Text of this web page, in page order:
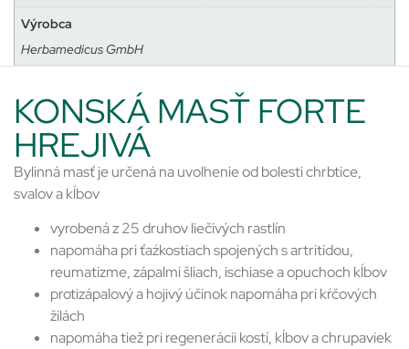
Výrobca
Herbamedicus GmbH
KONSKÁ MASŤ FORTE
HREJIVÁ
Bylinná masť je určená na uvoľnenie od bolesti chrbtice,
svalov a kĺbov
vyrobená z 25 druhov liečivých rastlín
napomáha pri ťaźkostiach spojených s artritídou,
reumatizme, zápalmi šliach, ischiase a opuchoch kĺbov
protizápalový a hojivý účinok napomáha pri kŕčových
žilách
napomáha tiež pri regenerácii kostí, kĺbov a chrupaviek